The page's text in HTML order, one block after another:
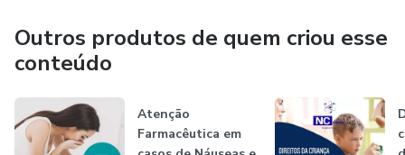
Outros produtos de quem criou esse
conteúdo
Atenção
Farmacêutica em